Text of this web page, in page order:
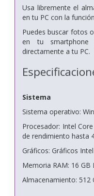
Usa libremente el
en tu PC con la
Puedes buscar fotos
en tu
directamente a tu PC.
Sistema
Sistema operativo:
Procesador: Intel
de rendimiento hasta
Gráficos: Gráficos
Memoria RAM: 16 GB
Almacenamiento: 512